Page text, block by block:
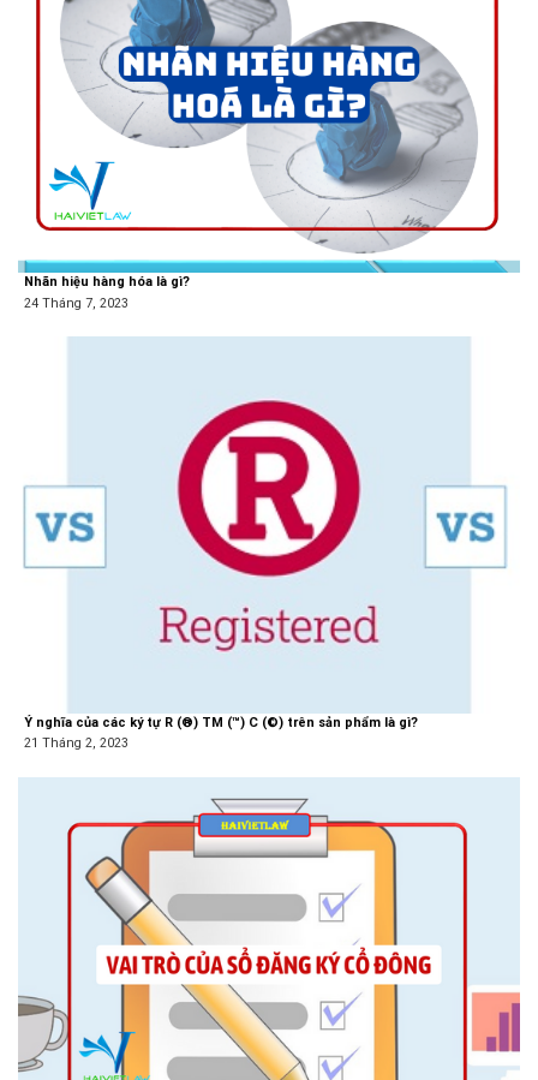
Nhãn hiệu hàng hóa là gì?
24 Tháng 7, 2023
Ý nghĩa của các ký tự R (®) TM (™) C (©) trên sản phẩm là gì?
21 Tháng 2, 2023